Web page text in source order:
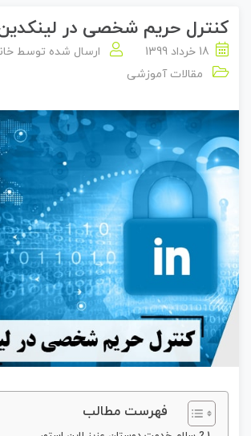
کنترل حریم شخصی در
18 خرداد 1399 ارسال شده توسط
مقالات آموزشی
فهرست مطالب